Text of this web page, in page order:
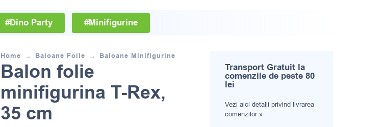
#Dino Party #Minifigurine
Home Baloane Folie Baloane Minifigurine
Balon folie
minifigurina T-Rex,
35 cm
Transport Gratuit la
comenzile de peste 80
lei
Vezi aici detalii privind livrarea
comenzilor »